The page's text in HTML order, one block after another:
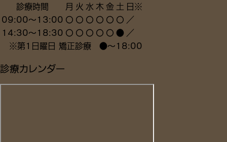
診療時間
月 火 水 木金 土 日※
09:00～13:00 〇 〇 〇 〇 〇 〇 ／
14:30～18:30 〇 〇 〇 〇 〇 ● ／
※第1日曜日 矯正診療 ●～18:00
診療カレンダー